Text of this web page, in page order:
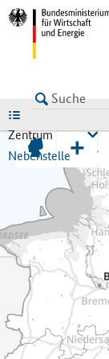
Zentrum
Nebenstelle+